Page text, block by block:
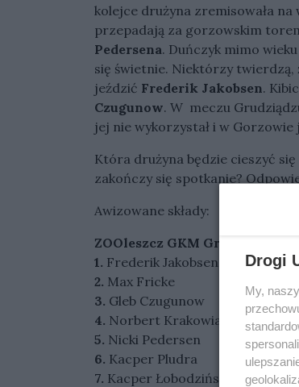
kolejce drużyna zremisowała na
przepadają za gorzowskim
Pedersena. Duńczyk mimo
się świetnie. Niektórzy twierdzą,
jeździć Frederik Jakobsen.
Czugunow. W meczu
jej nie wykorzystał i w
Która drużyna będzie cieszyć
zakończy się spotkanie?
Awizowane składy:
ZOOleszcz GKM Grudziądz:
1. Frederik Jakobsen
2. Max Fricke
3. Gleb Czugunow
4. Norbert Krakowiak
5. Nicki Pedersen
6. Kacper Pludra
7. Kacper Łobodziński
Drogi
My,